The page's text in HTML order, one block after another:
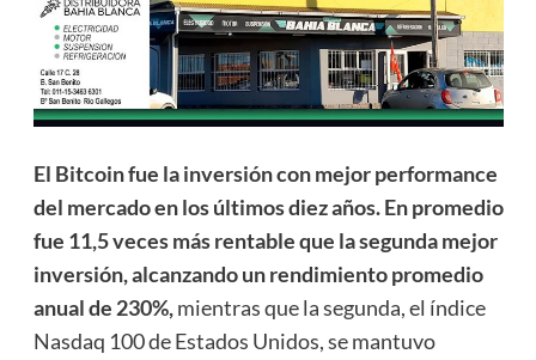
El Bitcoin fue la inversión con mejor performance
del mercado en los últimos diez años. En promedio
fue 11,5 veces más rentable que la segunda mejor
inversión, alcanzando un rendimiento promedio
anual de 230%,mientras que la segunda, el índice
Nasdaq 100 de Estados Unidos, se mantuvo